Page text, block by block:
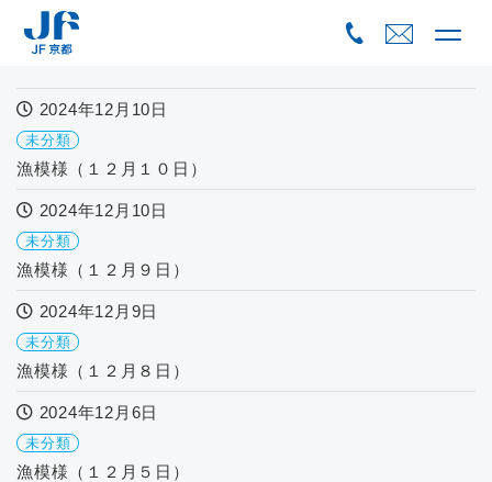
2024年12月10日
未分類
漁模様（１２月１０日）
2024年12月10日
未分類
漁模様（１２月９日）
2024年12月9日
未分類
漁模様（１２月８日）
2024年12月6日
未分類
漁模様（１２月５日）